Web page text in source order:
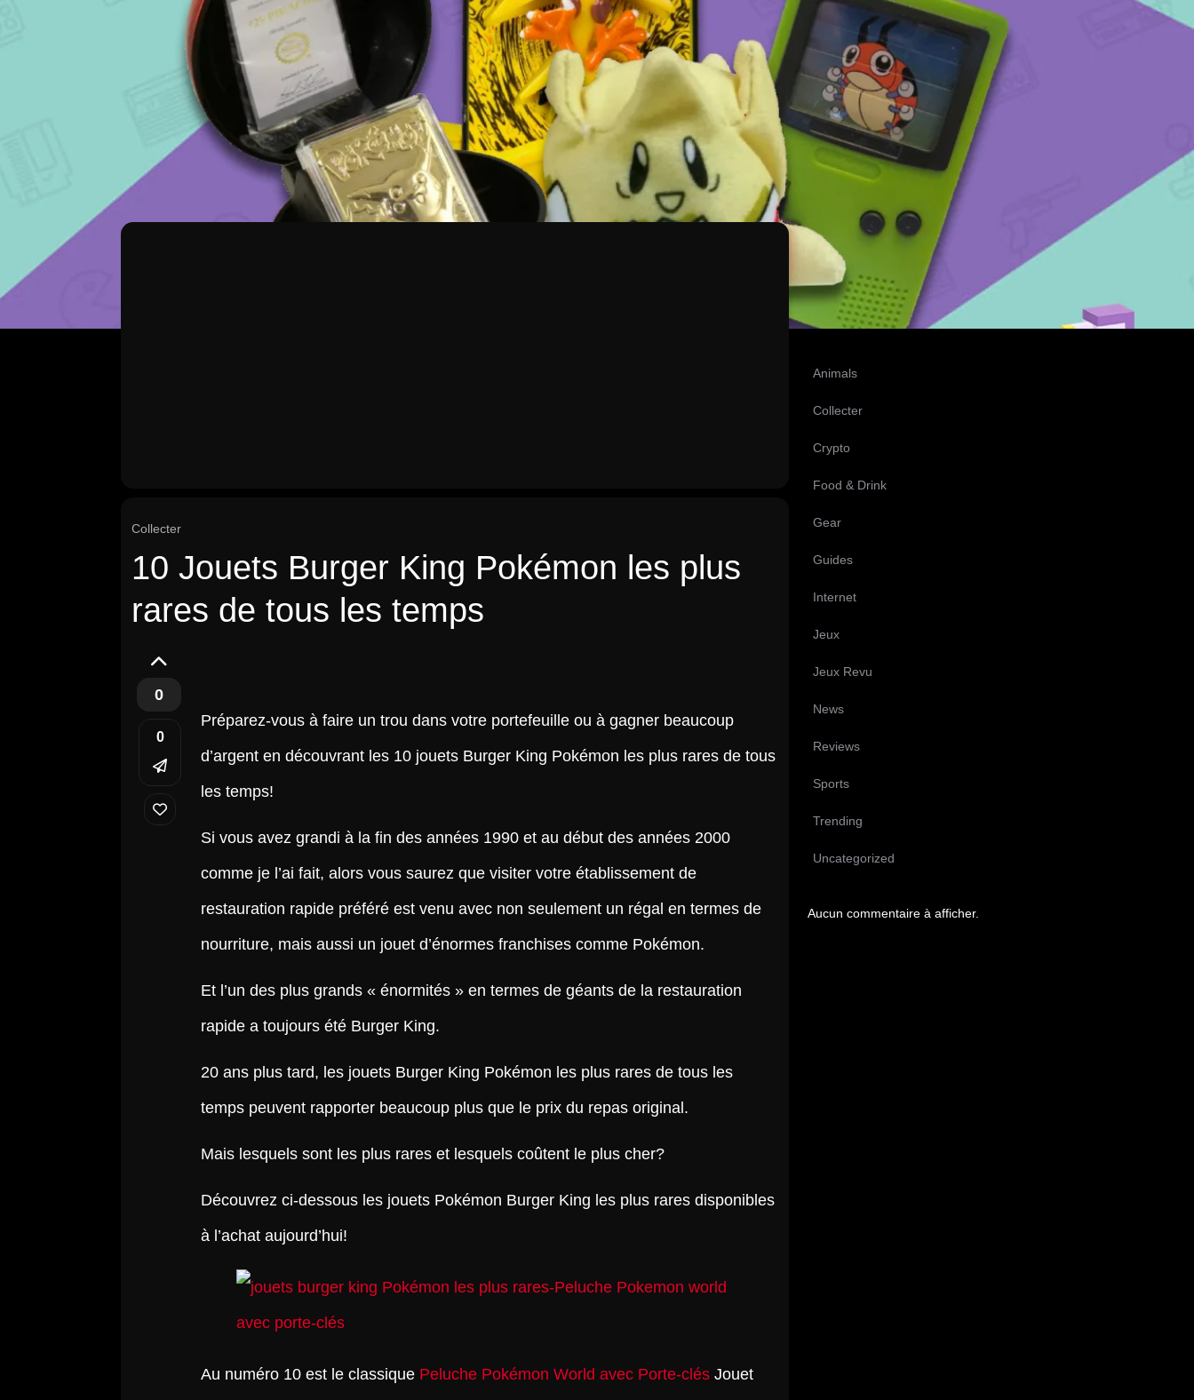
Collecter
10 Jouets Burger King Pokémon les plus
rares de tous les temps
0
0
Préparez-vous à faire un trou dans votre portefeuille ou à gagner beaucoup
d’argent en découvrant les 10 jouets Burger King Pokémon les plus rares de tous
les temps!
Si vous avez grandi à la fin des années 1990 et au début des années 2000
comme je l’ai fait, alors vous saurez que visiter votre établissement de
restauration rapide préféré est venu avec non seulement un régal en termes de
nourriture, mais aussi un jouet d’énormes franchises comme Pokémon.
Et l’un des plus grands « énormités » en termes de géants de la restauration
rapide a toujours été Burger King.
20 ans plus tard, les jouets Burger King Pokémon les plus rares de tous les
temps peuvent rapporter beaucoup plus que le prix du repas original.
Mais lesquels sont les plus rares et lesquels coûtent le plus cher?
Découvrez ci-dessous les jouets Pokémon Burger King les plus rares disponibles
à l’achat aujourd’hui!
Au numéro 10 est le classique Peluche Pokémon World avec Porte-clés Jouet
Animals
Collecter
Crypto
Food & Drink
Gear
Guides
Internet
Jeux
Jeux Revu
News
Reviews
Sports
Trending
Uncategorized
Aucun commentaire à afficher.